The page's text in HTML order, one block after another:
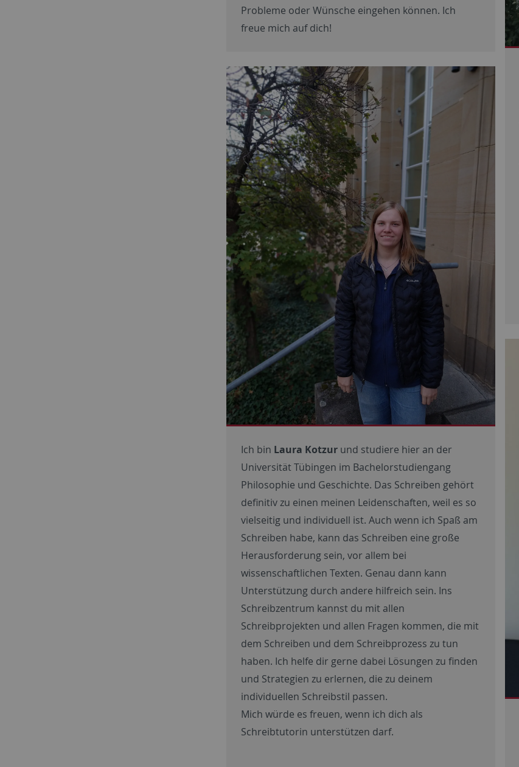
Probleme oder Wünsche eingehen können. Ich
freue mich auf dich!
Ich bin Laura Kotzur und studiere hier an der
Universität Tübingen im Bachelorstudiengang
Philosophie und Geschichte. Das Schreiben gehört
definitiv zu einen meinen Leidenschaften, weil es so
vielseitig und individuell ist. Auch wenn ich Spaß am
Schreiben habe, kann das Schreiben eine große
Herausforderung sein, vor allem bei
wissenschaftlichen Texten. Genau dann kann
Unterstützung durch andere hilfreich sein. Ins
Schreibzentrum kannst du mit allen
Schreibprojekten und allen Fragen kommen, die mit
dem Schreiben und dem Schreibprozess zu tun
haben. Ich helfe dir gerne dabei Lösungen zu finden
und Strategien zu erlernen, die zu deinem
individuellen Schreibstil passen.
Mich würde es freuen, wenn ich dich als
Schreibtutorin unterstützen darf.